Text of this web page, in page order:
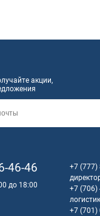
акции,
46-46
до 18:00
+7 (777)
+7 (706)
+7 (701)